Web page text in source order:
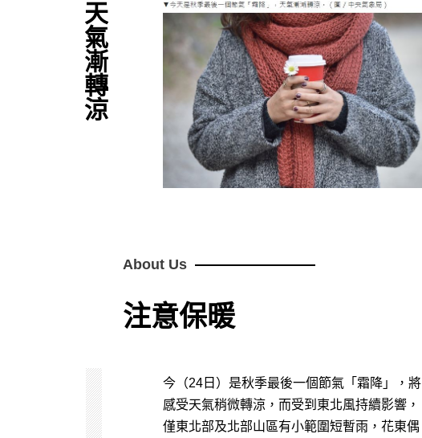
天氣漸轉涼
About Us
注意保暖
今（24日）是秋季最後一個節氣「霜降」，將
感受天氣稍微轉涼，而受到東北風持續影響，
僅東北部及北部山區有小範圍短暫雨，花東偶